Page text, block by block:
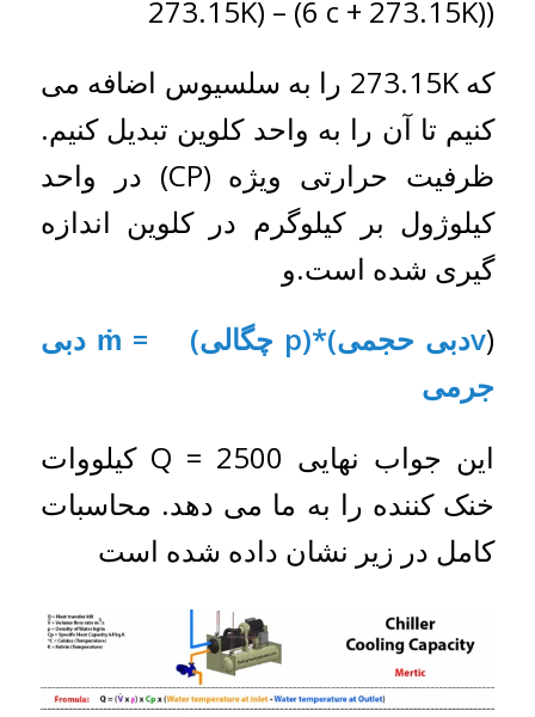
273.15K) – (6 c + 273.15K))
که 273.15K را به سلسیوس اضافه می
کنیم تا آن را به واحد کلوین تبدیل کنیم.
ظرفیت حرارتی ویژه (CP) در واحد
کیلوژول بر کیلوگرم در کلوین اندازه
گیری شده است.و
(
vدبی حجمی)*(p چگالی) = ṁ دبی
جرمی
این جواب نهایی Q = 2500 کیلووات
خنک کننده را به ما می دهد. محاسبات
کامل در زیر نشان داده شده است